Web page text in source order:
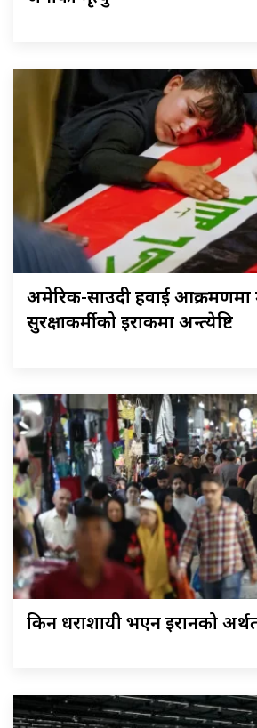
अमेरिकी-साउदी हवाई आक्रमणमा
सुरक्षाकर्मीको इराकमा अन्त्येष्टि
किन धराशायी भएन इरानको